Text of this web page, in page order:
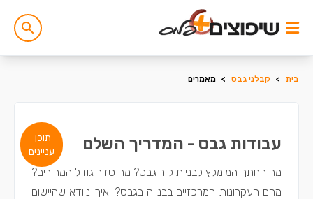
בית > קבלני גבס > מאמרים
תוכן
עניינים
עבודות גבס - המדריך השלם
מה החתך המומלץ לבניית קיר גבס? מה סדר גודל המחירים?
מהם העקרונות המרכזיים בבנייה בגבס? ואיך נוודא שהיישום